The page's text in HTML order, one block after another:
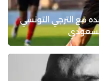
مع الترجي التونسي